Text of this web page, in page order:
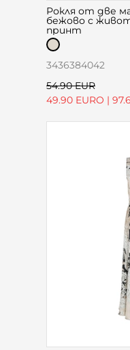
Рокля от две
бежово с
принт
3436384042
54.90 EUR
49.90 EURO |